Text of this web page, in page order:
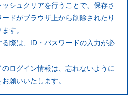
シュクリアを行うことで、保存さ
ドがブラウザ上から削除されたり
す。
際は、ID・パスワードの入力が必
ログイン情報は、忘れないように
願いいたします。